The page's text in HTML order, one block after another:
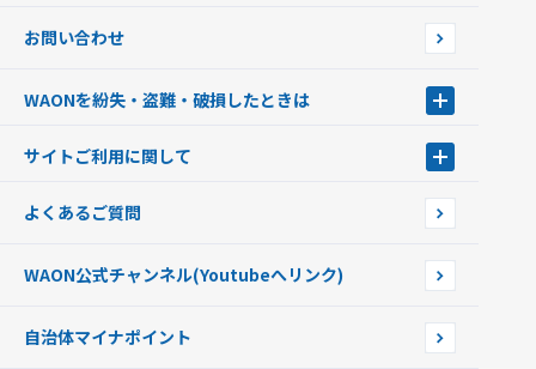
WAONカード・WAONカードプラス
モバイルWAON
提携WAONカード
WAONネットステーション
新型WAONステーション
WAONチャージャーmini
お問い合わせ
WAONを紛失・盗難・破損したときは
WAONカードの拾得について
サイトご利用に関して
企業情報
よくあるご質問
WAON公式チャンネル(Youtubeへリンク)
自治体マイナポイント